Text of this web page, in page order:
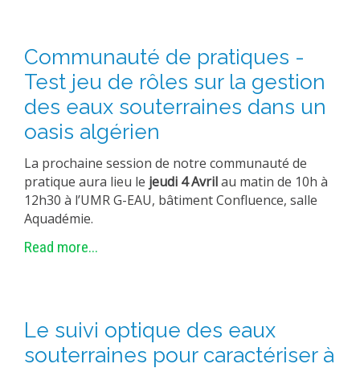
Communauté de pratiques -
Test jeu de rôles sur la gestion
des eaux souterraines dans un
oasis algérien
La prochaine session de notre communauté de
pratique aura lieu le jeudi 4 Avrilau matin de 10h à
12h30 à l’UMR G-EAU, bâtiment Confluence, salle
Aquadémie.
Read more...
Le suivi optique des eaux
souterraines pour caractériser à